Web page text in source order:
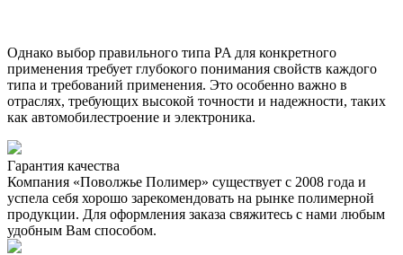
Однако выбор правильного типа PA для конкретного
применения требует глубокого понимания свойств каждого
типа и требований применения. Это особенно важно в
отраслях, требующих высокой точности и надежности, таких
как автомобилестроение и электроника.
Гарантия качества
Компания «Поволжье Полимер» существует с 2008 года и
успела себя хорошо зарекомендовать на рынке полимерной
продукции. Для оформления заказа свяжитесь с нами любым
удобным Вам способом.